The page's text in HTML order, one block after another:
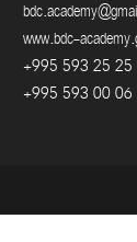
www.bdc-
+995 593 25 25
+995 593 00 06